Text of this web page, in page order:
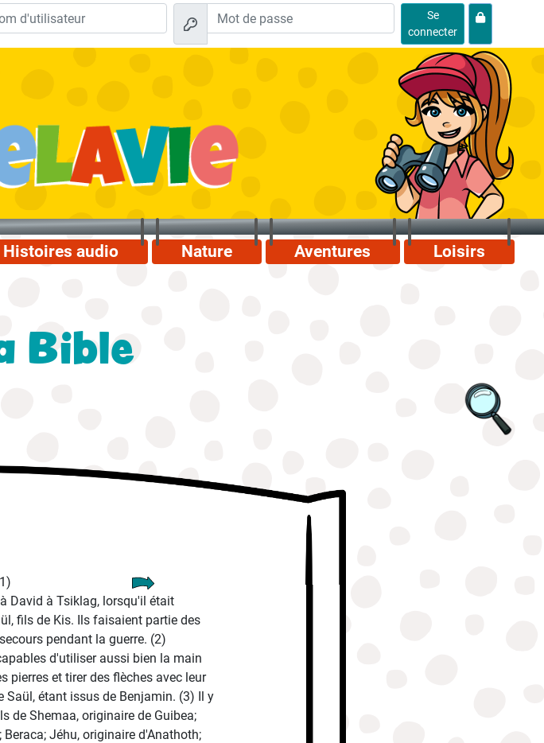
Se
connecter
Histoires audio Nature Aventures Loisirs
Bible
David à Tsiklag, lorsqu'il était
fils de Kis. Ils faisaient partie des
pendant la guerre. (2)
d'utiliser aussi bien la main
pierres et tirer des flèches avec leur
Saül, étant issus de Benjamin. (3) Il y
de Shemaa, originaire de Guibea;
Jéhu, originaire d'Anathoth;